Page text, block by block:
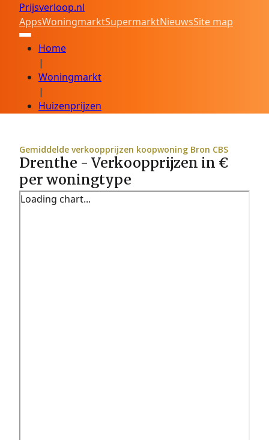
Prijsverloop.nl
AppsWoningmarktSupermarktNieuwsSite map
Home
|
Woningmarkt
|
Huizenprijzen
Gemiddelde verkoopprijzen koopwoning Bron CBS
Drenthe - Verkoopprijzen in €
per woningtype